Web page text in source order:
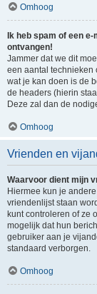
Omhoog
Ik heb spam of een
ontvangen!
Jammer dat we dit
een aantal technieken
wat je kan doen is de
de headers (hierin
Deze zal dan de
Omhoog
Vrienden en
Waarvoor dient mijn
Hiermee kun je
vriendenlijst staan
kunt controleren of ze
mogelijk dat hun
gebruiker aan je
standaard verborgen.
Omhoog